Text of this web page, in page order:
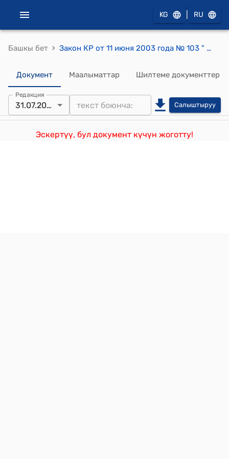
KG RU
Башкы бет › Закон КР от 11 июня 2003 года № 103 " О внесении изменений в Закон Кыргызской Республики "Об электрической и почтовой связи"
Документ Маалыматтар Шилтеме документтер
Редакция
31.07.2025 Салыштыруу
Эскертүү, бул документ күчүн жоготту!